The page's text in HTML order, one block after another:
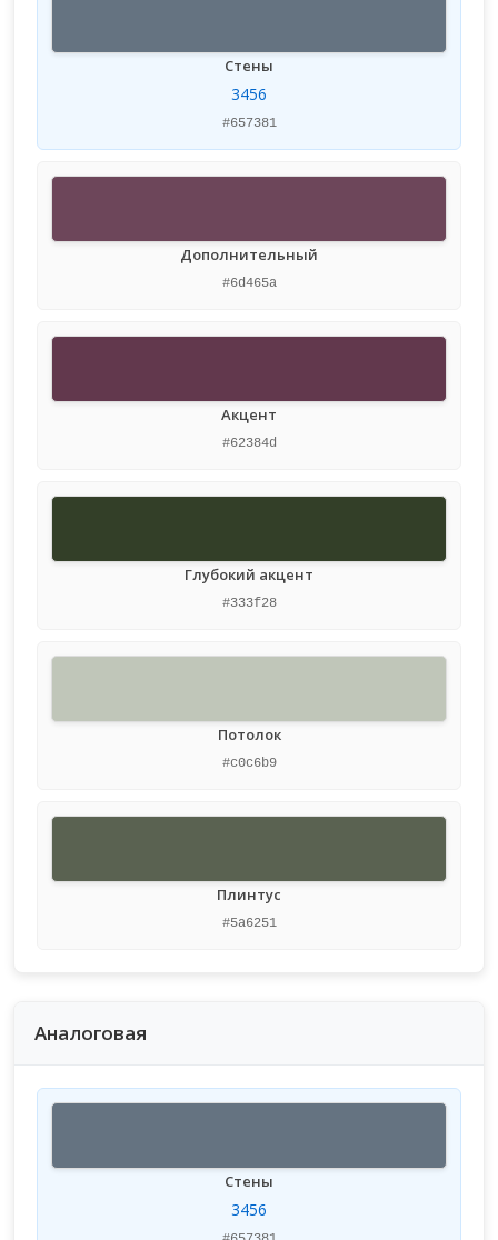
Стены
3456
#657381
Дополнительный
#6d465a
Акцент
#62384d
Глубокий акцент
#333f28
Потолок
#c0c6b9
Плинтус
#5a6251
Аналоговая
Стены
3456